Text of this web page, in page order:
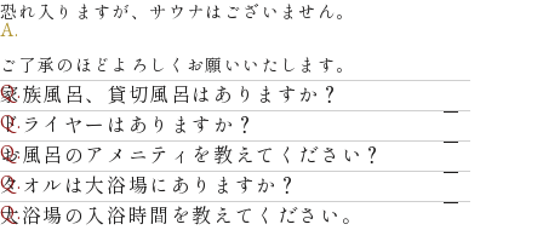
恐れ入りますが、サウナはございません。
ご了承のほどよろしくお願いいたします。
家族風呂、貸切風呂はありますか？
ドライヤーはありますか？
お風呂のアメニティを教えてください？
タオルは大浴場にありますか？
大浴場の入浴時間を教えてください。